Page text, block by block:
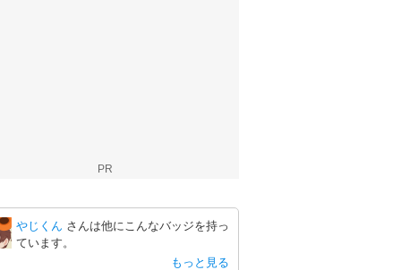
PR
やじくん さんは他にこんなバッジを持っ
ています。
もっと見る